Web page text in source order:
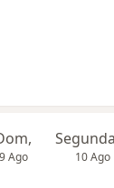
9 Ago 10 Ago